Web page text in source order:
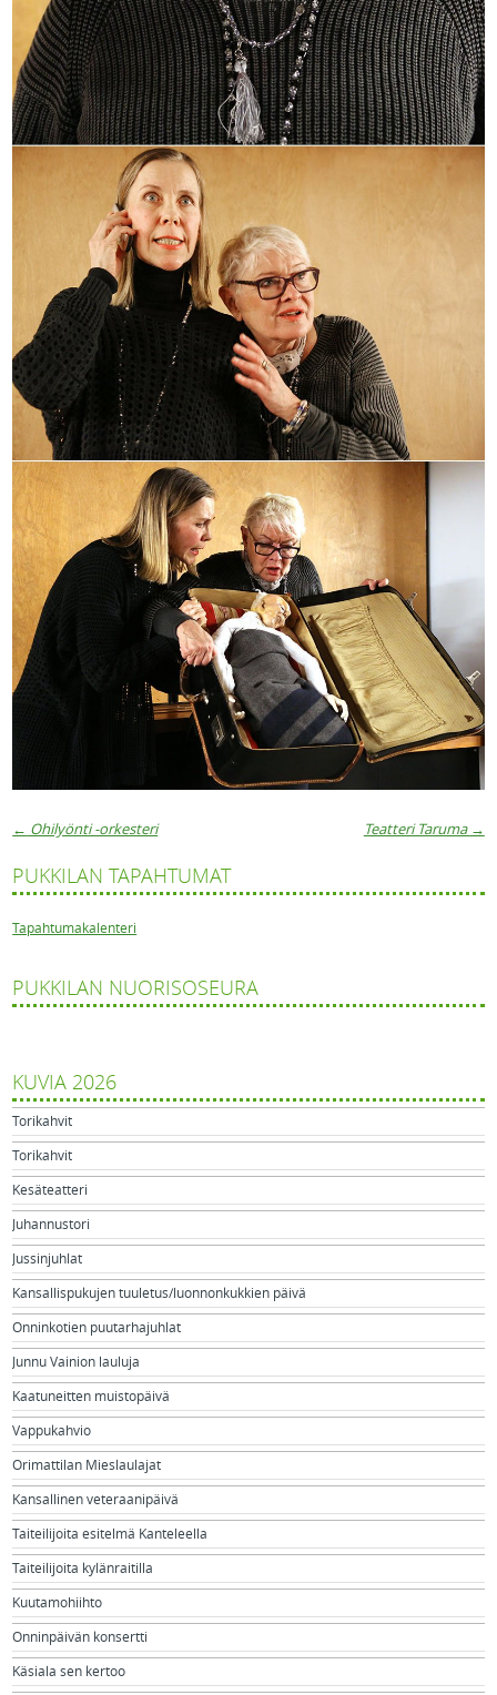
Artikkelien navigaatio
← Ohilyönti -orkesteri Teatteri Taruma →
PUKKILAN TAPAHTUMAT
Tapahtumakalenteri
PUKKILAN NUORISOSEURA
KUVIA 2026
Torikahvit
Torikahvit
Kesäteatteri
Juhannustori
Jussinjuhlat
Kansallispukujen tuuletus/luonnonkukkien päivä
Onninkotien puutarhajuhlat
Junnu Vainion lauluja
Kaatuneitten muistopäivä
Vappukahvio
Orimattilan Mieslaulajat
Kansallinen veteraanipäivä
Taiteilijoita esitelmä Kanteleella
Taiteilijoita kylänraitilla
Kuutamohiihto
Onninpäivän konsertti
Käsiala sen kertoo